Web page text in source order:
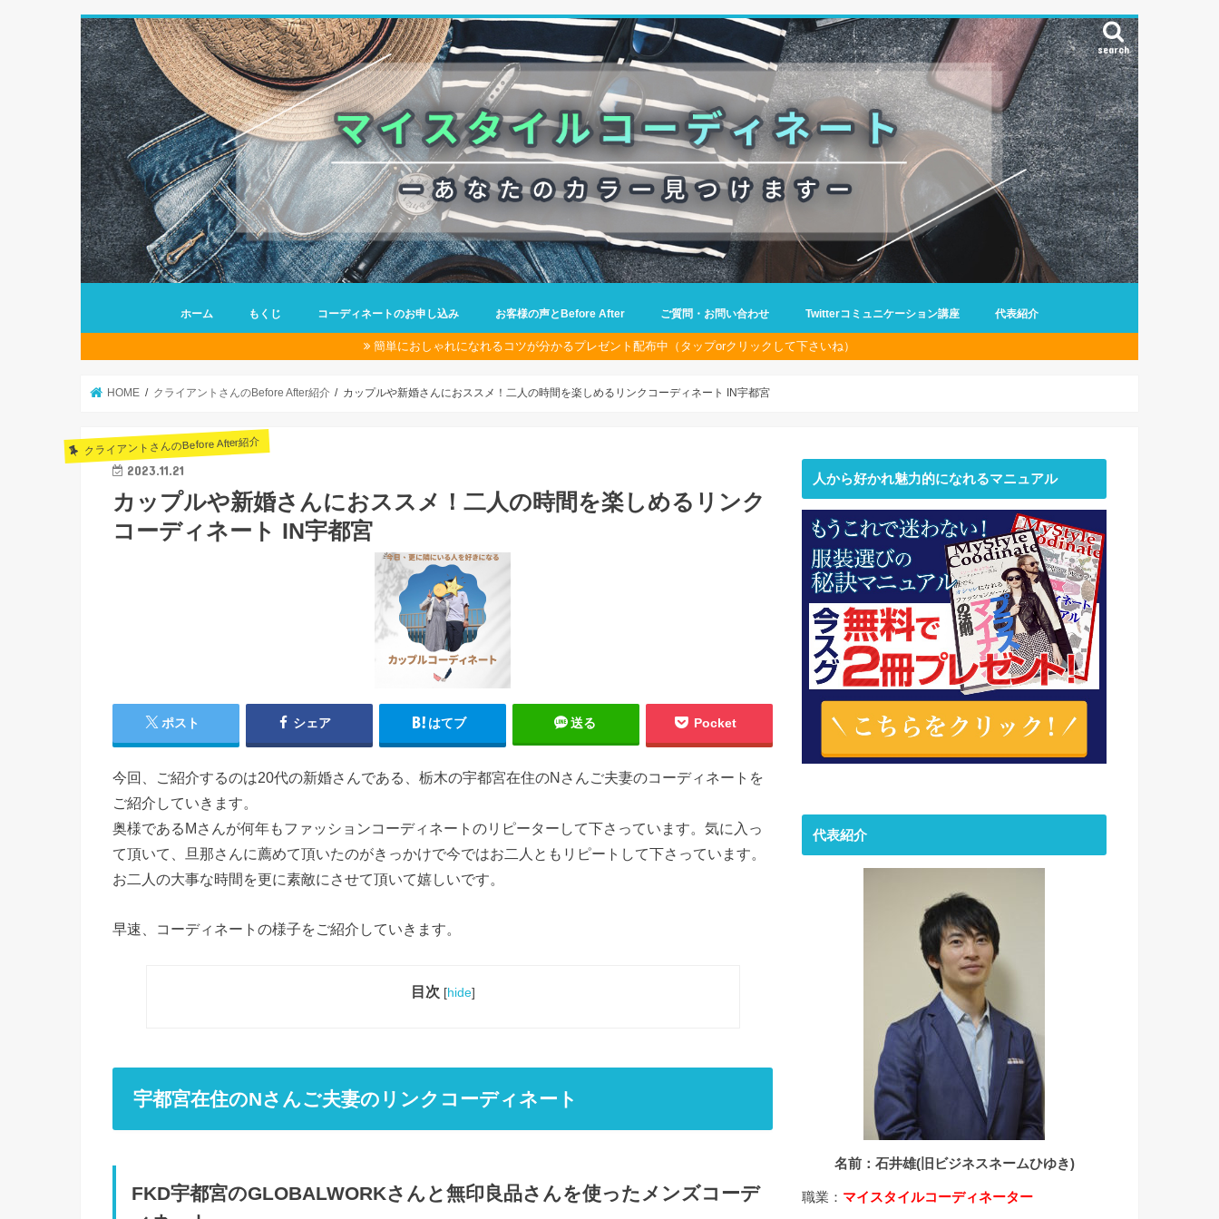
search
ホーム もくじ コーディネートのお申し込み お客様の声とBefore After ご質問・お問い合わせ Twitterコミュニケーション講座 代表紹介
簡単におしゃれになれるコツが分かるプレゼント配布中（タップorクリックして下さいね）
HOME クライアントさんのBefore After紹介 カップルや新婚さんにおススメ！二人の時間を楽しめるリンクコーディネート IN宇都宮
クライアントさんのBefore After紹介
2023.11.21
カップルや新婚さんにおススメ！二人の時間を楽しめるリンク
コーディネート IN宇都宮
ポスト シェア はてブ 送る Pocket
今回、ご紹介するのは20代の新婚さんである、栃木の宇都宮在住のNさんご夫妻のコーディネートを
ご紹介していきます。
奥様であるMさんが何年もファッションコーディネートのリピーターして下さっています。気に入っ
て頂いて、旦那さんに薦めて頂いたのがきっかけで今ではお二人ともリピートして下さっています。
お二人の大事な時間を更に素敵にさせて頂いて嬉しいです。
早速、コーディネートの様子をご紹介していきます。
目次 [hide]
宇都宮在住のNさんご夫妻のリンクコーディネート
FKD宇都宮のGLOBALWORKさんと無印良品さんを使ったメンズコーデ
人から好かれ魅力的になれるマニュアル
代表紹介
名前：石井雄(旧ビジネスネームひゆき)
職業： マイスタイルコーディネーター